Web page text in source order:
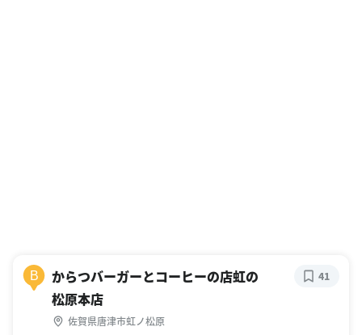
B
からつバーガーとコーヒーの店虹の
松原本店
佐賀県唐津市虹ノ松原
41